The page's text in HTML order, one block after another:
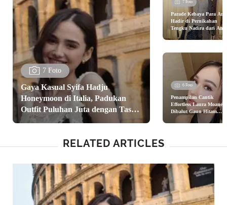
7 Foto
Gaya Kasual Syifa Hadju
Honeymoon di Italia, Padukan
Outfit Puluhan Juta dengan Tas
Chanel Rp178Jutaan.
7 Foto
Parade Kebaya Para
Hadir di Pernikahan
Tengku Nadira dari
Geraldine, Aaliyah
6 Foto
Penampilan Cantik
Effortless Laura Moane
Dibalut Gaun Hitam
Sederhana di Pernikahan
RELATED ARTICLES